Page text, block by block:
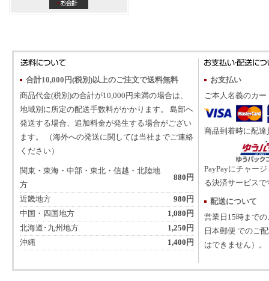
合計10,000円(税別)以上のご注文で送料無料
商品代金(税別)の合計が10,000円未満の場合は、
地域別に所定の配送手数料がかかります。 島部へ
発送する場合、追加料金が発生する場合がござい
ます。 （海外への発送に関しては当社までご連絡
ください）
関東・東海・中部・東北・信越・北陸地
方
880円
近畿地方
980円
中国・四国地方
1,080円
北海道･九州地方
1,250円
沖縄
1,400円
お支払い
ご本人名義のカ
商品到着時に配
PayPayにチャー
る決済サービスで
配送について
営業日15時まで
日本郵便 でのご
はできません）。